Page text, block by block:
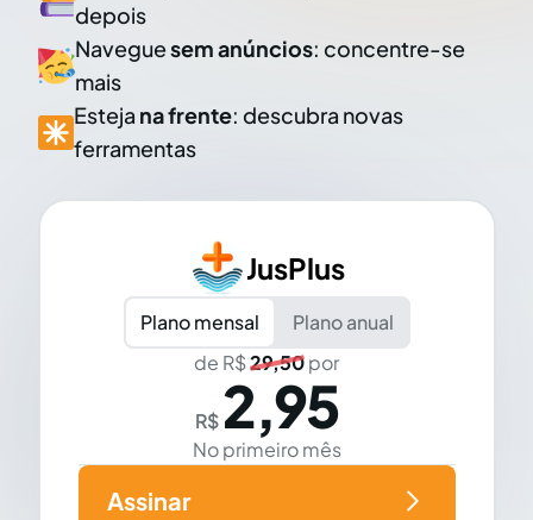
depois
Naveguesem anúncios: concentre-se
mais
Esteja na frente: descubra novas
ferramentas
JusPlus
Plano mensal
Plano anual
de R$29,50por
R$ 2,95
No primeiro mês
Assinar